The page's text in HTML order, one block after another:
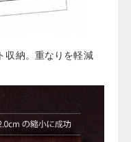
収納。重なりを軽減